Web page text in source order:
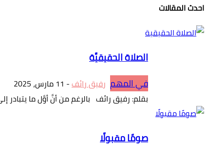
احدث المقالات
الصلاة الحقيقيَّة
في المهم رفيق رائف- 11 مارس، 2025
بقلم: رفيق رائف بالرغم من أنَّ أوَّل ما
صومًا مقبولًا